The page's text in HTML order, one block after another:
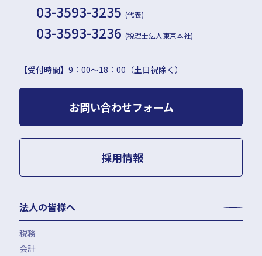
03-3593-3235 (代表)
03-3593-3236 (税理士法人東京本社)
【受付時間】9：00〜18：00（土日祝除く）
お問い合わせフォーム
採用情報
法人の皆様へ
税務
月次決算・税務顧問・税務申告書作成
会計